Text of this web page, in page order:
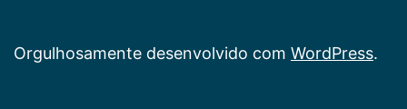
Orgulhosamente desenvolvido com WordPress.